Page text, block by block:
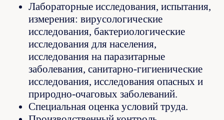
Лабораторные исследования, испытания,
измерения: вирусологические
исследования, бактериологические
исследования для населения,
исследования на паразитарные
заболевания, санитарно-гигиенические
исследования, исследования опасных и
природно-очаговых заболеваний.
Специальная оценка условий труда.